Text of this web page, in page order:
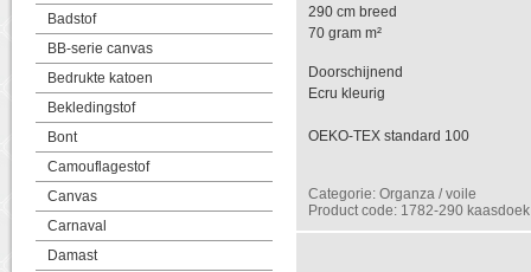
Badstof
BB-serie canvas
Bedrukte katoen
Bekledingstof
Bont
Camouflagestof
Canvas
Carnaval
Damast
290 cm breed
70 gram m²
Doorschijnend
Ecru kleurig
OEKO-TEX standard 100
Categorie: Organza / voile
Product code: 1782-290 kaasdoek